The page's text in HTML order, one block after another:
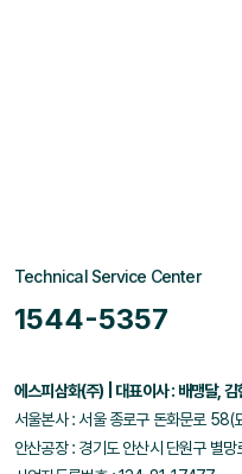
Technical Service Center
1544-5357
에스피삼화(주) | 대표이사 : 배맹달, 김
서울본사 : 서울 종로구 돈화문로 58(
안산공장 : 경기도 안산시 단원구 별